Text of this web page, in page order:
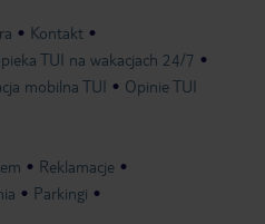
Kontakt
TUI na wakacjach 24/7
mobilna TUI Opinie TUI
Reklamacje
Parkingi